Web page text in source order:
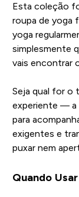
Esta coleção
roupa de yoga
yoga
simplesmente
vais encontrar
Seja qual for o
experiente — a
para
exigentes e
puxar nem
Quando